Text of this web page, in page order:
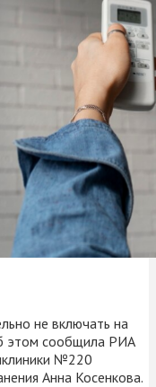
не включать на
этом сообщила РИА
№220
Анна Косенкова.